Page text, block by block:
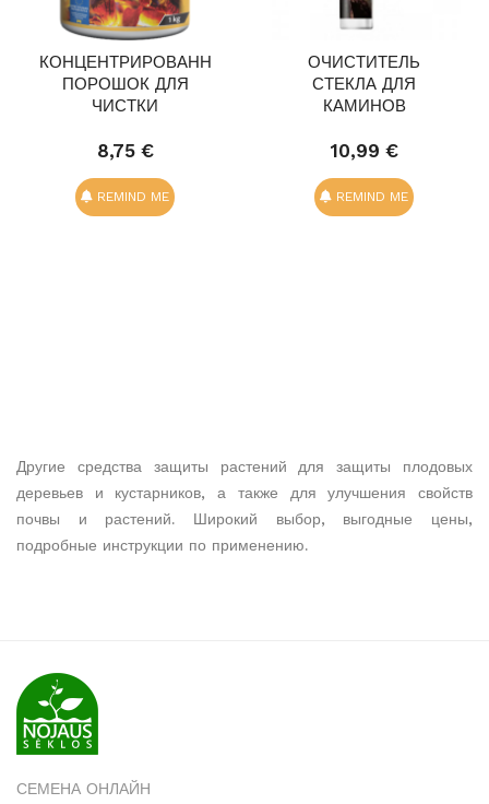
КОНЦЕНТРИРОВАННЫЙ
ПОРОШОК ДЛЯ
ЧИСТКИ
8,75 €
REMIND ME
ОЧИСТИТЕЛЬ
СТЕКЛА ДЛЯ
КАМИНОВ
МЛ
10,99 €
REMIND ME
Другие средства защиты растений для защиты плодовых
деревьев и кустарников, а также для улучшения свойств
почвы и растений. Широкий выбор, выгодные цены,
подробные инструкции по применению.
СЕМЕНА ОНЛАЙН